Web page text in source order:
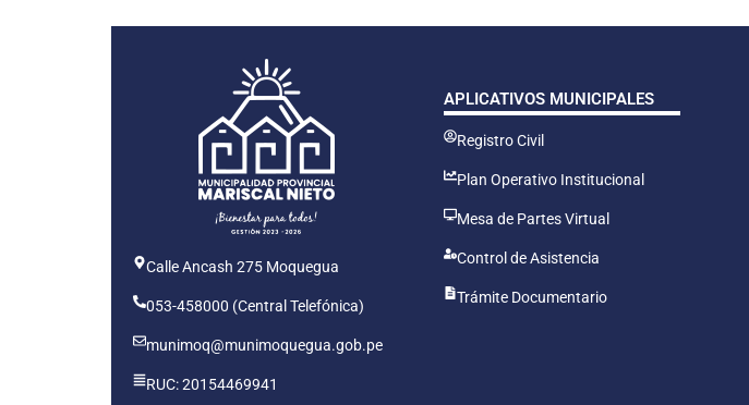
Calle Ancash 275 Moquegua
053-458000 (Central Telefónica)
munimoq@munimoquegua.gob.pe
RUC: 20154469941
APLICATIVOS MUNICIPALES
Registro Civil
Plan Operativo Institucional
Mesa de Partes Virtual
Control de Asistencia
Trámite Documentario